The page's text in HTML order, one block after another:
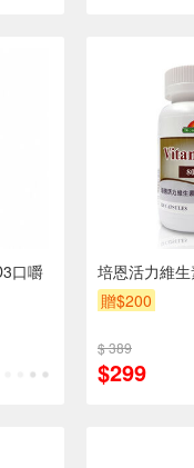
口嚼
培恩活力維
贈$200
$ 389
$299